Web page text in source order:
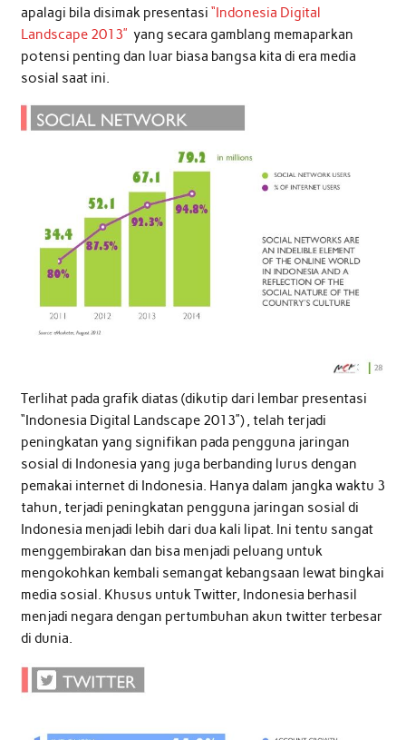
apalagi bila disimak presentasi “Indonesia Digital
Landscape 2013” yang secara gamblang memaparkan
potensi penting dan luar biasa bangsa kita di era media
sosial saat ini.
Terlihat pada grafik diatas (dikutip dari lembar presentasi
“Indonesia Digital Landscape 2013”) , telah terjadi
peningkatan yang signifikan pada pengguna jaringan
sosial di Indonesia yang juga berbanding lurus dengan
pemakai internet di Indonesia. Hanya dalam jangka waktu 3
tahun, terjadi peningkatan pengguna jaringan sosial di
Indonesia menjadi lebih dari dua kali lipat. Ini tentu sangat
menggembirakan dan bisa menjadi peluang untuk
mengokohkan kembali semangat kebangsaan lewat bingkai
media sosial. Khusus untuk Twitter, Indonesia berhasil
menjadi negara dengan pertumbuhan akun twitter terbesar
di dunia.